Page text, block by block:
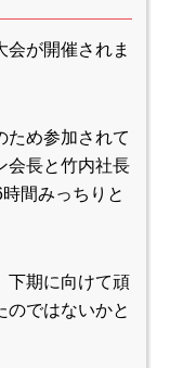
会が開催されま
ため参加されて
会長と竹内社長
間みっちりと
下期に向けて頑
のではないかと